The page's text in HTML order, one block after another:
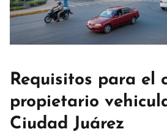
Requisitos para el
propietario
Ciudad Juárez